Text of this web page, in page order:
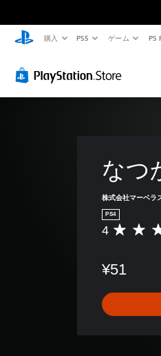
購入 PS5 ゲーム PS
なつ
株式会社マーベラ
PS4
評
は
、
平
評
4
¥51